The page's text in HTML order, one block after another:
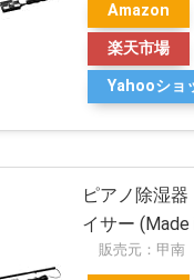
Amazon
楽天市場
Yahooショ
ピアノ除湿器
イサー (Made
販売元：甲南